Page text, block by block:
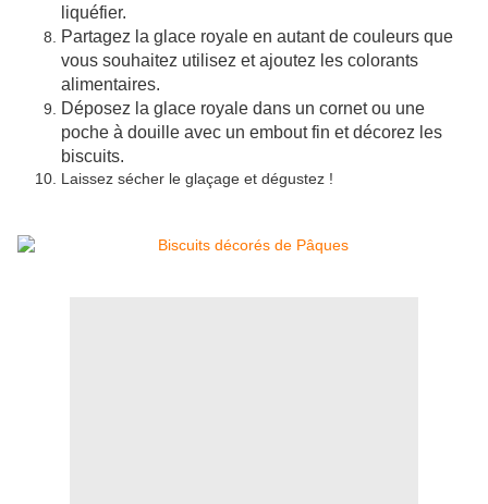
liquéfier.
Partagez la glace royale en autant de couleurs que
vous souhaitez utilisez et ajoutez les colorants
alimentaires.
Déposez la glace royale dans un cornet ou une
poche à douille avec un embout fin et décorez les
biscuits.
Laissez sécher le glaçage et dégustez !